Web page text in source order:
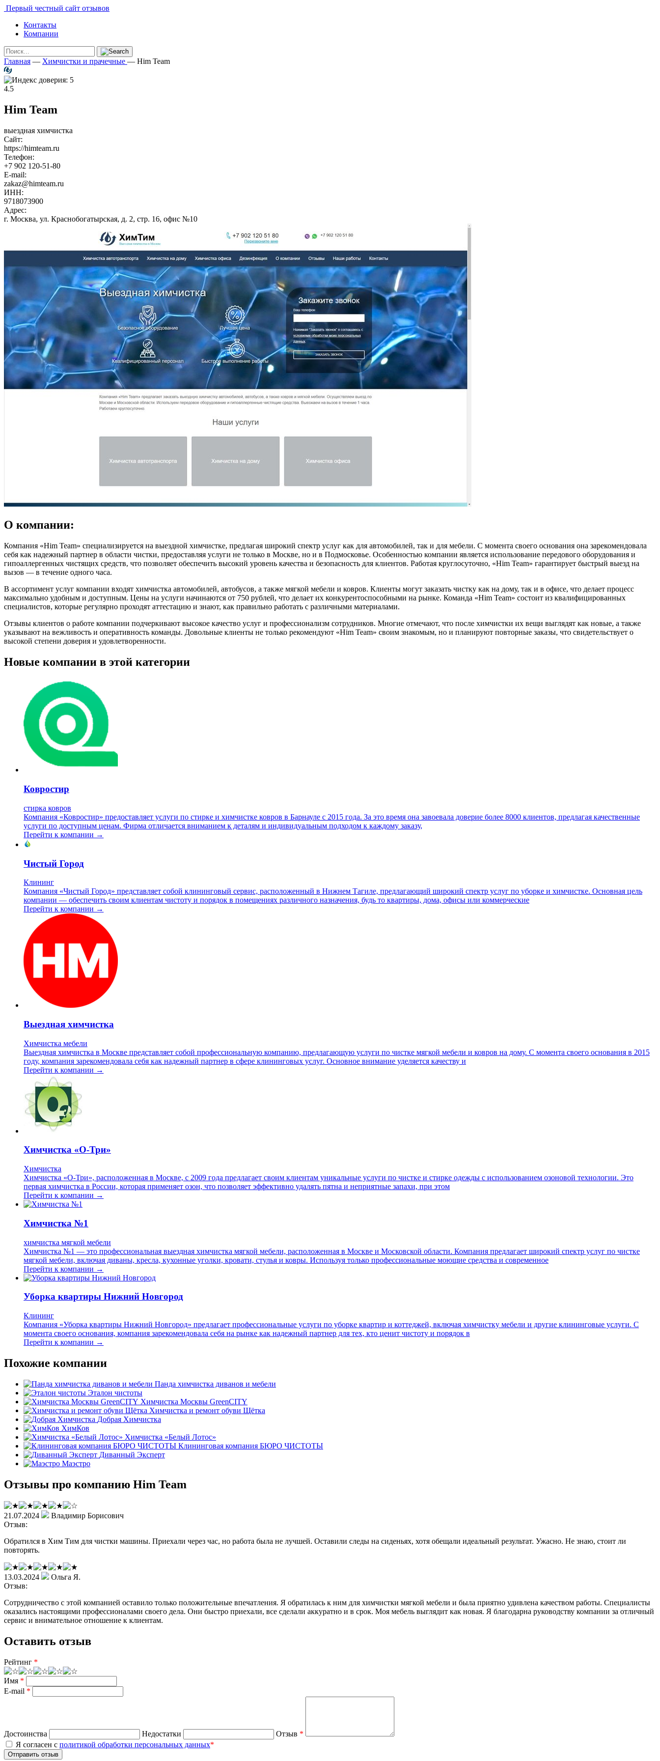
Первый честный сайт отзывов
Контакты
Компании
Главная — Химчистки и прачечные — Him Team
4.5
Him Team
выездная химчистка
Сайт:
https://himteam.ru
Телефон:
+7 902 120-51-80
E-mail:
zakaz@himteam.ru
ИНН:
9718073900
Адрес:
г. Москва, ул. Краснобогатырская, д. 2, стр. 16, офис №10
О компании:
Компания «Him Team» специализируется на выездной химчистке, предлагая широкий спектр услуг как для автомобилей, так и для мебели. С момента своего основания она зарекомендовала
себя как надежный партнер в области чистки, предоставляя услуги не только в Москве, но и в Подмосковье. Особенностью компании является использование передового оборудования и
гипоаллергенных чистящих средств, что позволяет обеспечить высокий уровень качества и безопасность для клиентов. Работая круглосуточно, «Him Team» гарантирует быстрый выезд на
вызов — в течение одного часа.
В ассортимент услуг компании входят химчистка автомобилей, автобусов, а также мягкой мебели и ковров. Клиенты могут заказать чистку как на дому, так и в офисе, что делает процесс
максимально удобным и доступным. Цены на услуги начинаются от 750 рублей, что делает их конкурентоспособными на рынке. Команда «Him Team» состоит из квалифицированных
специалистов, которые регулярно проходят аттестацию и знают, как правильно работать с различными материалами.
Отзывы клиентов о работе компании подчеркивают высокое качество услуг и профессионализм сотрудников. Многие отмечают, что после химчистки их вещи выглядят как новые, а также
указывают на вежливость и оперативность команды. Довольные клиенты не только рекомендуют «Him Team» своим знакомым, но и планируют повторные заказы, что свидетельствует о
высокой степени доверия и удовлетворенности.
Новые компании в этой категории
Ковростир
стирка ковров
Компания «Ковростир» предоставляет услуги по стирке и химчистке ковров в Барнауле с 2015 года. За это время она завоевала доверие более 8000 клиентов, предлагая качественные
услуги по доступным ценам. Фирма отличается вниманием к деталям и индивидуальным подходом к каждому заказу,
Перейти к компании →
Чистый Город
Клининг
Компания «Чистый Город» представляет собой клининговый сервис, расположенный в Нижнем Тагиле, предлагающий широкий спектр услуг по уборке и химчистке. Основная цель
компании — обеспечить своим клиентам чистоту и порядок в помещениях различного назначения, будь то квартиры, дома, офисы или коммерческие
Перейти к компании →
Выездная химчистка
Химчистка мебели
Выездная химчистка в Москве представляет собой профессиональную компанию, предлагающую услуги по чистке мягкой мебели и ковров на дому. С момента своего основания в 2015
году, компания зарекомендовала себя как надежный партнер в сфере клининговых услуг. Основное внимание уделяется качеству и
Перейти к компании →
Химчистка «О-Три»
Химчистка
Химчистка «О-Три», расположенная в Москве, с 2009 года предлагает своим клиентам уникальные услуги по чистке и стирке одежды с использованием озоновой технологии. Это
первая химчистка в России, которая применяет озон, что позволяет эффективно удалять пятна и неприятные запахи, при этом
Перейти к компании →
Химчистка №1
химчистка мягкой мебели
Химчистка №1 — это профессиональная выездная химчистка мягкой мебели, расположенная в Москве и Московской области. Компания предлагает широкий спектр услуг по чистке
мягкой мебели, включая диваны, кресла, кухонные уголки, кровати, стулья и ковры. Используя только профессиональные моющие средства и современное
Перейти к компании →
Уборка квартиры Нижний Новгород
Клининг
Компания «Уборка квартиры Нижний Новгород» предлагает профессиональные услуги по уборке квартир и коттеджей, включая химчистку мебели и другие клининговые услуги. С
момента своего основания, компания зарекомендовала себя на рынке как надежный партнер для тех, кто ценит чистоту и порядок в
Перейти к компании →
Похожие компании
Панда химчистка диванов и мебели
Эталон чистоты
Химчистка Москвы GreenCITY
Химчистка и ремонт обуви Щётка
Добрая Химчистка
ХимКов
Химчистка «Белый Лотос»
Клининговая компания БЮРО ЧИСТОТЫ
Диванный Эксперт
Маэстро
Отзывы про компанию Him Team
21.07.2024
Владимир Борисович
Отзыв:
Обратился в Хим Тим для чистки машины. Приехали через час, но работа была не лучшей. Оставили следы на сиденьях, хотя обещали идеальный результат. Ужасно. Не знаю, стоит ли
повторять.
13.03.2024
Ольга Я.
Отзыв:
Сотрудничество с этой компанией оставило только положительные впечатления. Я обратилась к ним для химчистки мягкой мебели и была приятно удивлена качеством работы. Специалисты
оказались настоящими профессионалами своего дела. Они быстро приехали, все сделали аккуратно и в срок. Моя мебель выглядит как новая. Я благодарна руководству компании за отличный
сервис и внимательное отношение к клиентам.
Оставить отзыв
Рейтинг *
Имя *
E-mail *
Достоинства Недостатки Отзыв *
Я согласен с политикой обработки персональных данных*
Отправить отзыв